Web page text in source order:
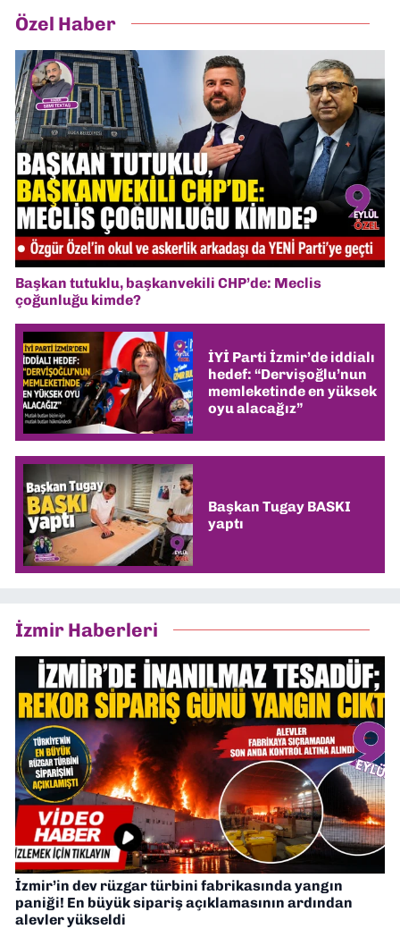
Özel Haber
Başkan tutuklu, başkanvekili CHP’de: Meclis
çoğunluğu kimde?
İYİ Parti İzmir’de iddialı
hedef: “Dervişoğlu’nun
memleketinde en yüksek
oyu alacağız”
Başkan Tugay BASKI
yaptı
İzmir Haberleri
İzmir’in dev rüzgar türbini fabrikasında yangın
paniği! En büyük sipariş açıklamasının ardından
alevler yükseldi